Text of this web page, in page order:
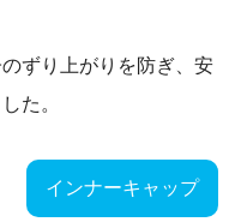
ずり上がりを防ぎ、安
た。
インナーキャップ